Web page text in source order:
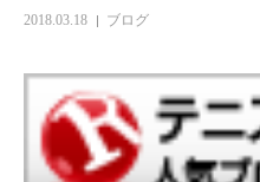
2018.03.18 ブログ
プライベートレッスン
ブログ